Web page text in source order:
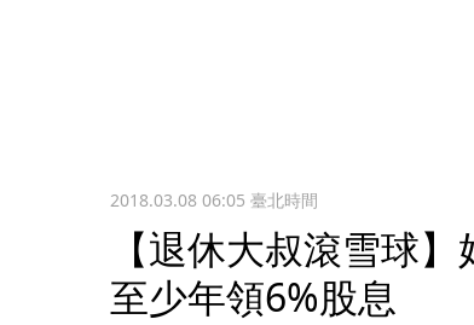
2018.03.08 06:05 臺北時間
【退休大叔滾雪球
至少年領6%股息